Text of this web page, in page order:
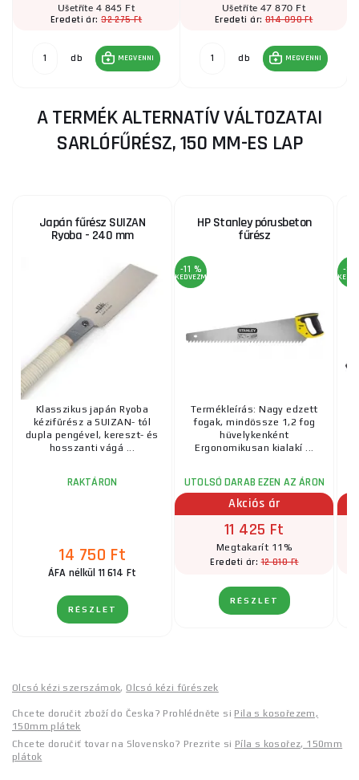
Ušetříte 4 845 Ft
Eredeti ár:32 275 Ft
db MEGVENNI
Ušetříte 47 870 Ft
Eredeti ár: 814 090 Ft
db MEGVENNI
A TERMÉK ALTERNATÍV VÁLTOZATAI
SARLÓFŰRÉSZ, 150 MM-ES LAP
Japán fűrész SUIZAN
Ryoba - 240 mm
Klasszikus japán Ryoba
kézifűrész a SUIZAN- tól
dupla pengével, kereszt- és
hosszanti vágá ...
RAKTÁRON
14 750 Ft
ÁFA nélkül 11 614 Ft
RÉSZLET
HP Stanley pórusbeton
fűrész
-11 %
KEDVEZMÉNY
Termékleírás: Nagy edzett
fogak, mindössze 1,2 fog
hüvelykenként
Ergonomikusan kialakí ...
UTOLSÓ DARAB EZEN AZ ÁRON
Akciós ár
11 425 Ft
Megtakarít 11%
Eredeti ár:12 810 Ft
RÉSZLET
-3
Olcsó kézi szerszámok, Olcsó kézi fűrészek
Chcete doručit zboží do Česka? Prohlédněte si Pila s kosořezem,
150mm plátek
Chcete doručiť tovar na Slovensko? Prezrite si Píla s kosořez, 150mm
plátok